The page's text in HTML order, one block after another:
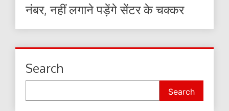
नंबर, नहीं लगाने पड़ेंगे सेंटर के चक्कर
Search
Search